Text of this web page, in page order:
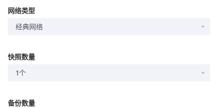
网络类型
经典网络
快照数量
1个
备份数量